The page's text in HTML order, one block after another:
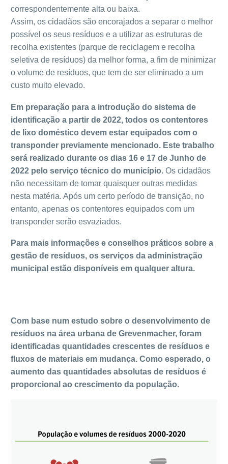
correspondentemente alta ou baixa.
Assim, os cidadãos são encorajados a separar o melhor
possível os seus resíduos e a utilizar as estruturas de
recolha existentes (parque de reciclagem e recolha
seletiva de resíduos) da melhor forma, a fim de minimizar
o volume de resíduos, que tem de ser eliminado a um
custo muito elevado.
Em preparação para a introdução do sistema de
identificação a partir de 2022, todos os contentores
de lixo doméstico devem estar equipados com o
transponder previamente mencionado. Este trabalho
será realizado durante os dias 16 e 17 de Junho de
2022 pelo serviço técnico do município. Os cidadãos
não necessitam de tomar quaisquer outras medidas
nesta matéria. Após um certo período de transição, no
entanto, apenas os contentores equipados com um
transponder serão esvaziados.
Para mais informações e conselhos práticos sobre a
gestão de resíduos, os serviços da administração
municipal estão disponíveis em qualquer altura.
Com base num estudo sobre o desenvolvimento de
resíduos na área urbana de Grevenmacher, foram
identificadas quantidades crescentes de resíduos e
fluxos de materiais em mudança. Como esperado, o
aumento das quantidades absolutas de resíduos é
proporcional ao crescimento da população.